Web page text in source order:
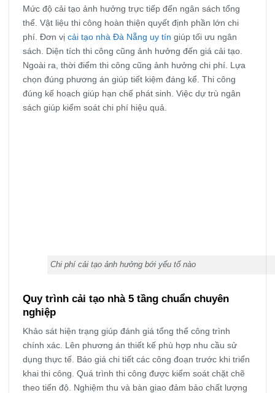
Mức độ cải tạo ảnh hưởng trực tiếp đến ngân sách tổng
thể. Vật liệu thi công hoàn thiện quyết định phần lớn chi
phí. Đơn vị cải tạo nhà Đà Nẵng uy tín giúp tối ưu ngân
sách. Diện tích thi công cũng ảnh hưởng đến giá cải tạo.
Ngoài ra, thời điểm thi công cũng ảnh hưởng chi phí. Lựa
chọn đúng phương án giúp tiết kiệm đáng kể. Thi công
đúng kế hoạch giúp hạn chế phát sinh. Việc dự trù ngân
sách giúp kiểm soát chi phí hiệu quả.
Chi phí cải tạo ảnh hưởng bới yếu tố nào
Quy trình cải tạo nhà 5 tầng chuẩn chuyên
nghiệp
Khảo sát hiện trạng giúp đánh giá tổng thể công trình
chính xác. Lên phương án thiết kế phù hợp nhu cầu sử
dụng thực tế. Báo giá chi tiết các công đoạn trước khi triển
khai thi công. Quá trình thi công được kiểm soát chặt chẽ
theo tiến độ. Nghiệm thu và bàn giao đảm bảo chất lượng